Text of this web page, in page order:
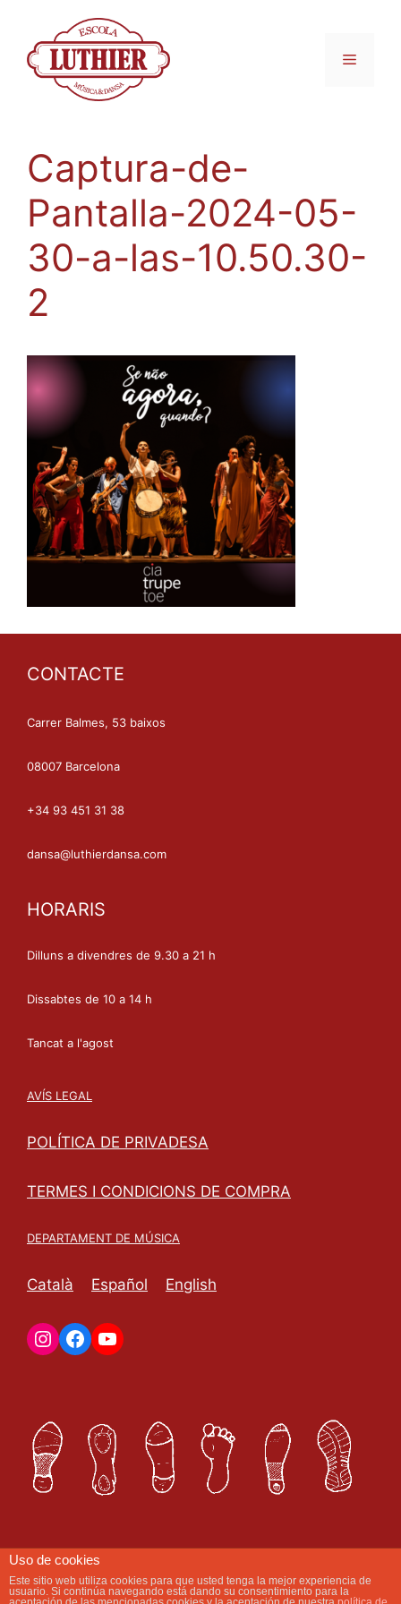
Captura-de-
Pantalla-2024-05-
30-a-las-10.50.30-
2
CONTACTE
Carrer Balmes, 53 baixos
08007 Barcelona
+34 93 451 31 38
dansa@luthierdansa.com
HORARIS
Dilluns a divendres de 9.30 a 21 h
Dissabtes de 10 a 14 h
Tancat a l'agost
AVÍS LEGAL
POLÍTICA DE PRIVADESA
TERMES I CONDICIONS DE COMPRA
DEPARTAMENT DE MÚSICA
Català Español English
Uso de cookies
Este sitio web utiliza cookies para que usted tenga la mejor experiencia de
usuario. Si continúa navegando está dando su consentimiento para la